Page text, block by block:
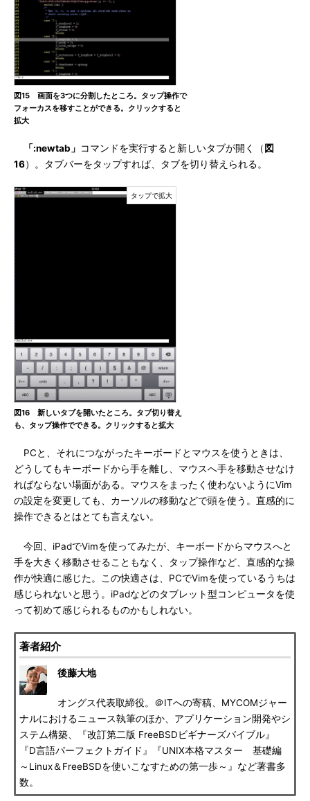
図15 画面を3つに分割したところ。タップ操作で
フォーカスを移すことができる。クリックすると
拡大
「:newtab」 コマンドを実行すると新しいタブが開く（ 図
16）。タブバーをタップすれば、タブを切り替えられる。
図16 新しいタブを開いたところ。タブ切り替え
も、タップ操作でできる。クリックすると拡大
PCと、それにつながったキーボードとマウスを使うときは、
どうしてもキーボードから手を離し、マウスへ手を移動させなけ
ればならない場面がある。マウスをまったく使わないようにVim
の設定を変更しても、カーソルの移動などで頭を使う。直感的に
操作できるとはとても言えない。
今回、iPadでVimを使ってみたが、キーボードからマウスへと
手を大きく移動させることもなく、タップ操作など、直感的な操
作が快適に感じた。この快適さは、PCでVimを使っているうちは
感じられないと思う。iPadなどのタブレット型コンピュータを使
って初めて感じられるものかもしれない。
著者紹介
後藤大地
オングス代表取締役。＠ITへの寄稿、MYCOMジャー
ナルにおけるニュース執筆のほか、アプリケーション開発やシ
ステム構築、『改訂第二版 FreeBSDビギナーズバイブル』
『D言語パーフェクトガイド』『UNIX本格マスター 基礎編
～Linux＆FreeBSDを使いこなすための第一歩～』など著書多
数。